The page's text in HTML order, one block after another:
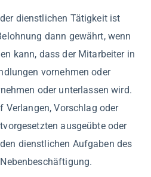
dienstlichen Tätigkeit ist
dann gewährt, wenn
kann, dass der Mitarbeiter in
vornehmen oder
oder unterlassen wird.
Verlangen, Vorschlag oder
ausgeübte oder
dienstlichen Aufgaben des